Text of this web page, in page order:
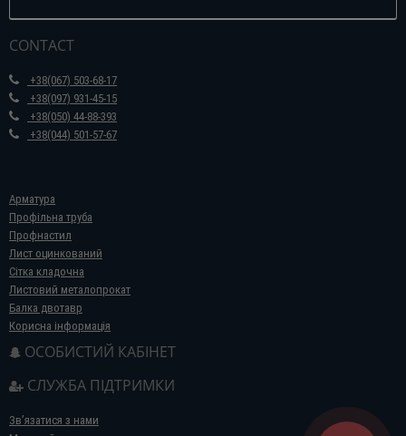
CONTACT
+38(067) 503-68-17
+38(097) 931-45-15
+38(050) 44-88-393
+38(044) 501-57-67
Арматура
Профільна труба
Профнастил
Лист оцинкований
Сітка кладочна
Листовий металопрокат
Балка двотавр
Корисна інформація
ОСОБИСТИЙ КАБІНЕТ
СЛУЖБА ПІДТРИМКИ
Зв’язатися з нами